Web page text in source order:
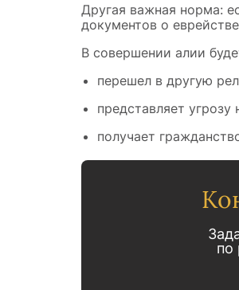
Другая важная норма:
документов о
В совершении алии
перешел в другую
представляет угрозу
получает
по